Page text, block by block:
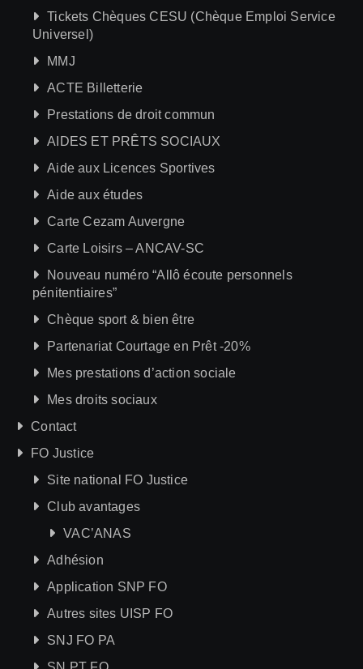
Tickets Chèques CESU (Chèque Emploi Service
Universel)
MMJ
ACTE Billetterie
Prestations de droit commun
AIDES ET PRÊTS SOCIAUX
Aide aux Licences Sportives
Aide aux études
Carte Cezam Auvergne
Carte Loisirs – ANCAV-SC
Nouveau numéro “Allô écoute personnels
pénitentiaires”
Chèque sport & bien être
Partenariat Courtage en Prêt -20%
Mes prestations d’action sociale
Mes droits sociaux
Contact
FO Justice
Site national FO Justice
Club avantages
VAC’ANAS
Adhésion
Application SNP FO
Autres sites UISP FO
SNJ FO PA